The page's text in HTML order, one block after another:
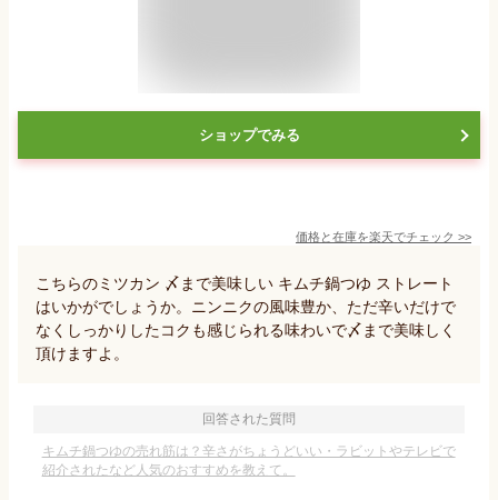
ショップでみる
価格と在庫を楽天でチェック >>
こちらのミツカン 〆まで美味しい キムチ鍋つゆ ストレート
はいかがでしょうか。ニンニクの風味豊か、ただ辛いだけで
なくしっかりしたコクも感じられる味わいで〆まで美味しく
頂けますよ。
回答された質問
キムチ鍋つゆの売れ筋は？辛さがちょうどいい・ラビットやテレビで
紹介されたなど人気のおすすめを教えて。